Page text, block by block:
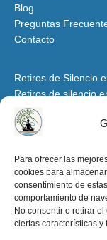
Para ofrecer las
cookies para
consentimiento de
comportamiento de
No consentir o retirar
ciertas características y
Blog
Preguntas
Contacto
Retiros de Silencio
Retiros de silencio
Retiros de Silencio
Retiros de Silencio
Retiros de Silencio
Retiros de Silencio
Aviso Legal y
Política de